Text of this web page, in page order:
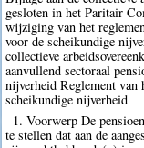
gesloten in het Paritair
wijziging van het
voor de scheikundige
collectieve
aanvullend sectoraal
nijverheid Reglement van
scheikundige nijverheid
1. Voorwerp De
te stellen dat aan de